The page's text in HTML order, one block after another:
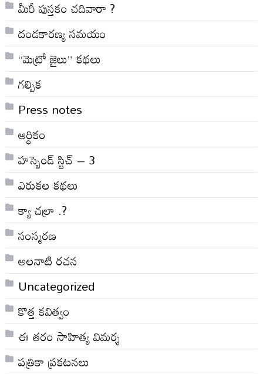
మీరీ పుస్తకం చదివారా ?
దండకారణ్య సమయం
“మెట్రో జైలు” కథలు
గల్పిక
Press notes
ఆర్ధికం
హస్బెండ్ స్టిచ్ – 3
ఎరుకల కథలు
క్యా చల్రా .?
సంస్మరణ
అలనాటి రచన
Uncategorized
కొత్త కవిత్వం
ఈ తరం సాహిత్య విమర్శ
పత్రికా ప్రకటనలు